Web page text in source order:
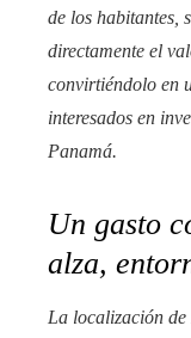
de los habitantes,
directamente el
convirtiéndolo en
interesados en
Panamá.
Un gasto
alza,
La localización